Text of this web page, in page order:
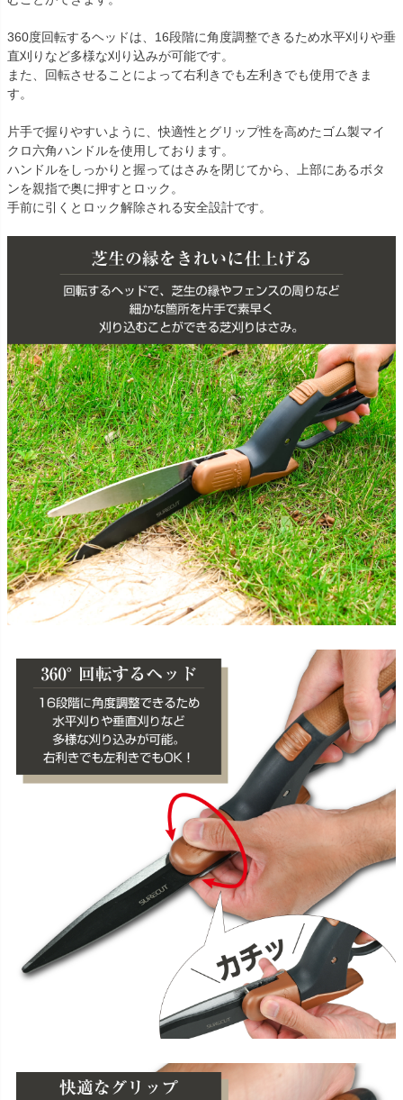
360度回転するヘッドは、16段階に角度調整できるため水平刈りや垂
直刈りなど多様な刈り込みが可能です。
また、回転させることによって右利きでも左利きでも使用できま
す。
片手で握りやすいように、快適性とグリップ性を高めたゴム製マイ
クロ六角ハンドルを使用しております。
ハンドルをしっかりと握ってはさみを閉じてから、上部にあるボタ
ンを親指で奥に押すとロック。
手前に引くとロック解除される安全設計です。